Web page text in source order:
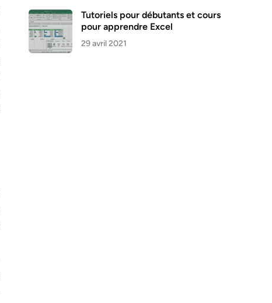
Tutoriels pour débutants et cours
pour apprendre Excel
29 avril 2021